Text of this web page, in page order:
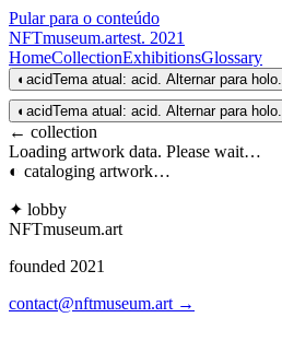
Pular para o conteúdo
NFTmuseum.artest. 2021
HomeCollectionExhibitionsGlossary
◐ acidTema atual: acid. Alternar para holo.
◐ acidTema atual: acid. Alternar para holo.
← collection
Loading artwork data. Please wait…
◐ cataloging artwork…
✦ lobby
NFTmuseum.art
founded 2021
contact@nftmuseum.art →